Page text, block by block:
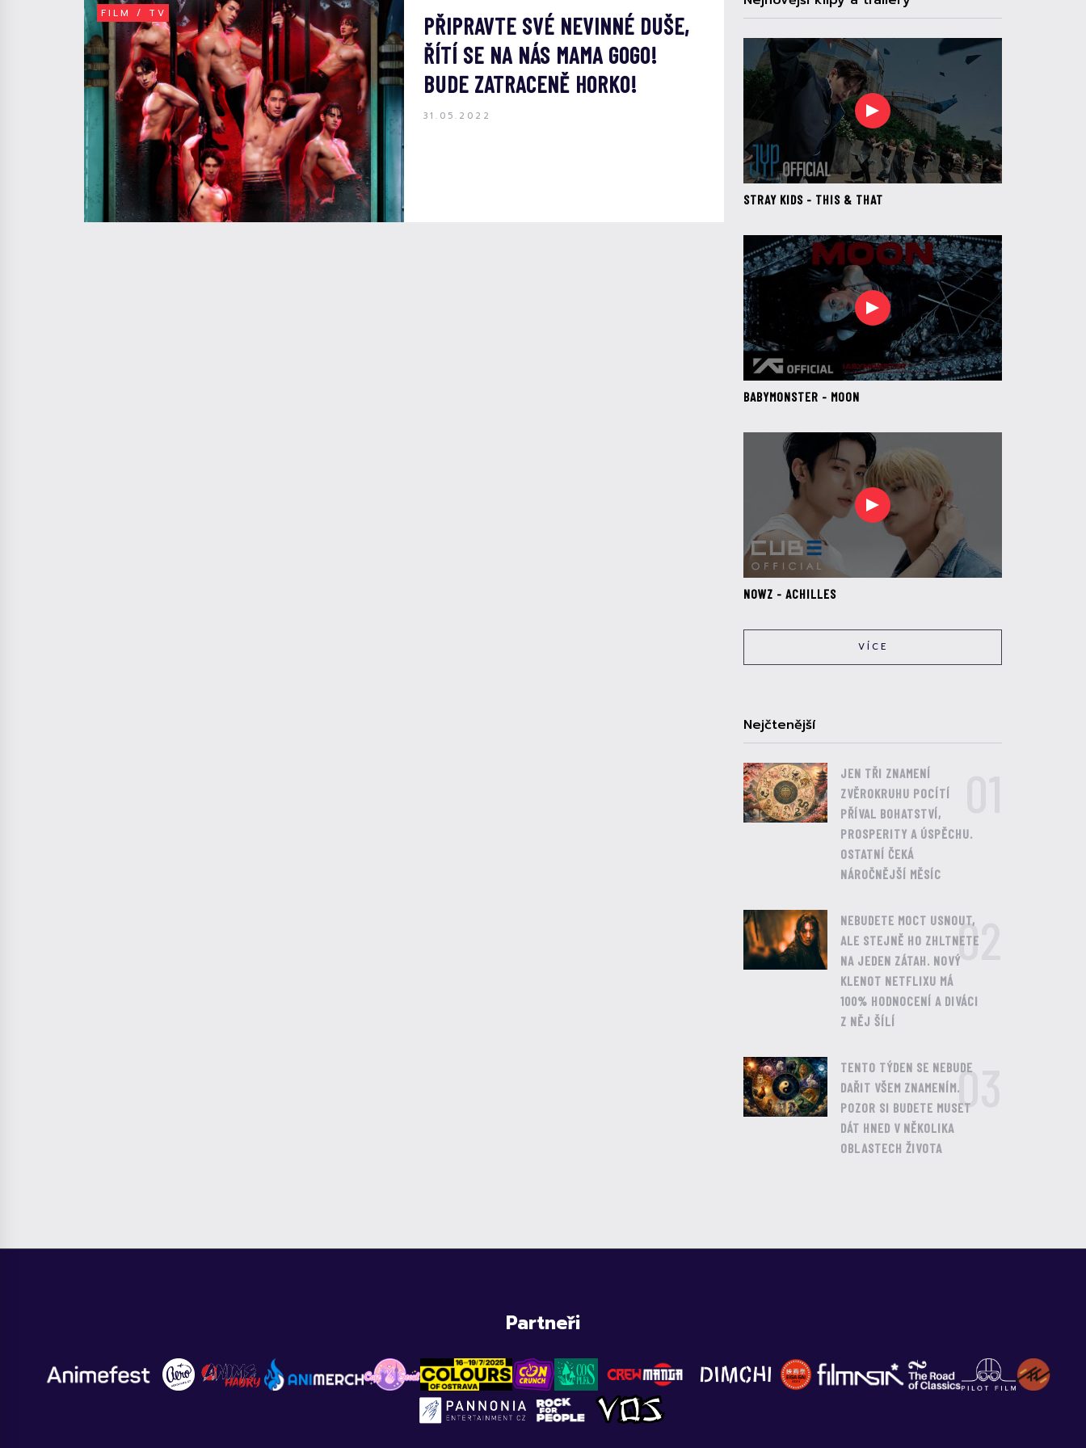
FILM / TV
PŘIPRAVTE SVÉ NEVINNÉ DUŠE,
ŘÍTÍ SE NA NÁS MAMA GOGO!
BUDE ZATRACENĚ HORKO!
31.05.2022
STRAY KIDS - THIS & THAT
BABYMONSTER - MOON
NOWZ - ACHILLES
VÍCE
Nejčtenější
JEN TŘI ZNAMENÍ
ZVĚROKRUHU POCÍTÍ
PŘÍVAL BOHATSTVÍ,
PROSPERITY A ÚSPĚCHU.
OSTATNÍ ČEKÁ
NÁROČNĚJŠÍ MĚSÍC
NEBUDETE MOCT USNOUT,
ALE STEJNĚ HO ZHLTNETE
NA JEDEN ZÁTAH. NOVÝ
KLENOT NETFLIXU MÁ
100% HODNOCENÍ A DIVÁCI
Z NĚJ ŠÍLÍ
02
TENTO TÝDEN SE NEBUDE
DAŘIT VŠEM ZNAMENÍM.
POZOR SI BUDETE MUSET
DÁT HNED V NĚKOLIKA
OBLASTECH ŽIVOTA
03
Partneři